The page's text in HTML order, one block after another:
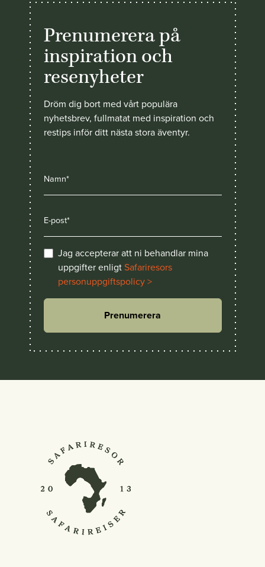
Prenumerera på
inspiration och
resenyheter
Dröm dig bort med vårt populära
nyhetsbrev, fullmatat med inspiration och
restips inför ditt nästa stora äventyr.
Jag accepterar att ni behandlar mina
uppgifter enligtSafariresors
personuppgiftspolicy >
Prenumerera